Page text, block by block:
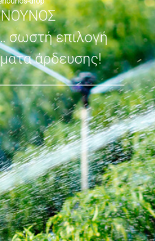
σωστή επιλογή
άρδευσης!